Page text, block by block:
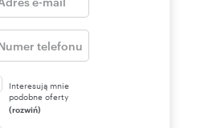
Interesują mnie
podobne oferty
(rozwiń)